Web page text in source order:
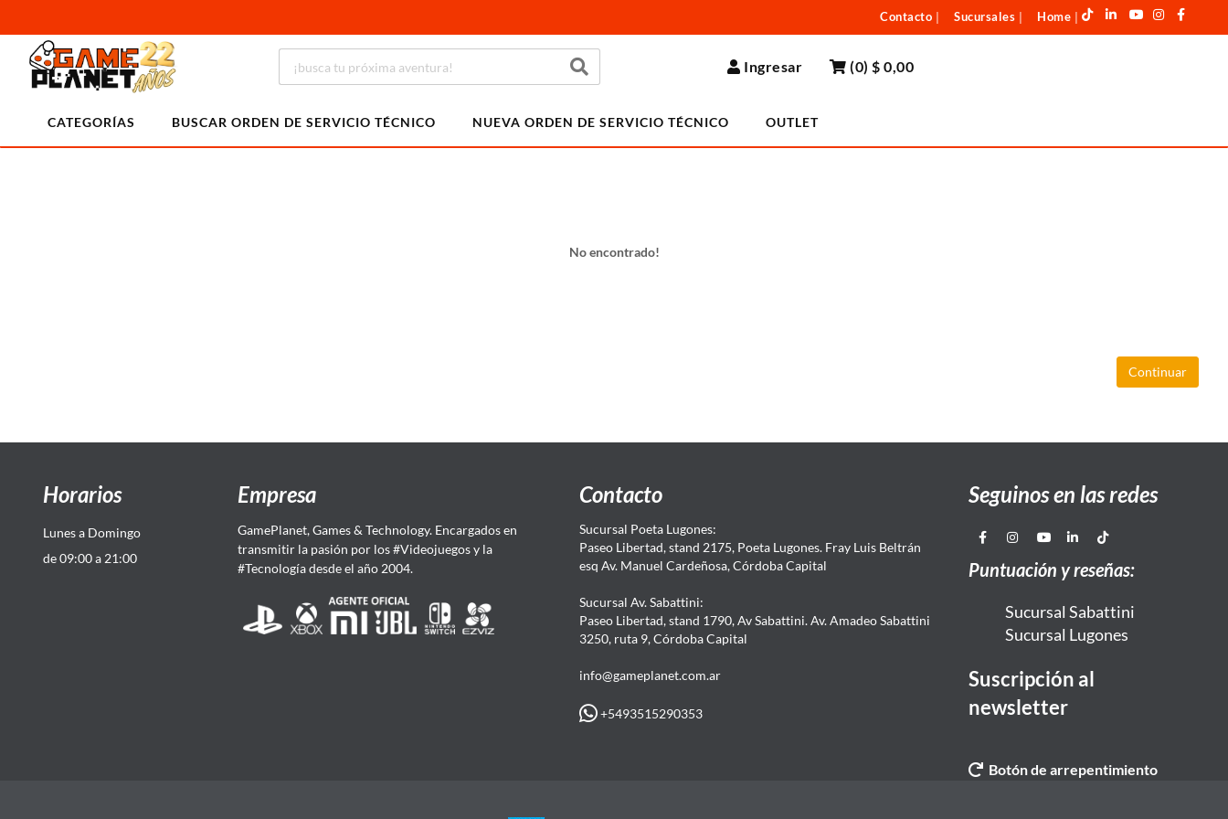
Contacto Sucursales Home
Ingresar (0)$ 0,00
CATEGORÍAS BUSCAR ORDEN DE SERVICIO TÉCNICO NUEVA ORDEN DE SERVICIO TÉCNICO OUTLET
No encontrado!
Continuar
Horarios
Lunes a Domingo
de 09:00 a 21:00
Empresa
GamePlanet, Games & Technology. Encargados en
transmitir la pasión por los #Videojuegos y la
#Tecnología desde el año 2004.
Contacto
Sucursal Poeta Lugones:
Paseo Libertad, stand 2175, Poeta Lugones. Fray Luis Beltrán
esq Av. Manuel Cardeñosa, Córdoba Capital
Sucursal Av. Sabattini:
Paseo Libertad, stand 1790, Av Sabattini. Av. Amadeo Sabattini
3250, ruta 9, Córdoba Capital
info@gameplanet.com.ar
+5493515290353
Seguinos en las redes
Puntuación y reseñas:
Sucursal Sabattini
Sucursal Lugones
Suscripción al
newsletter
Botón de arrepentimiento